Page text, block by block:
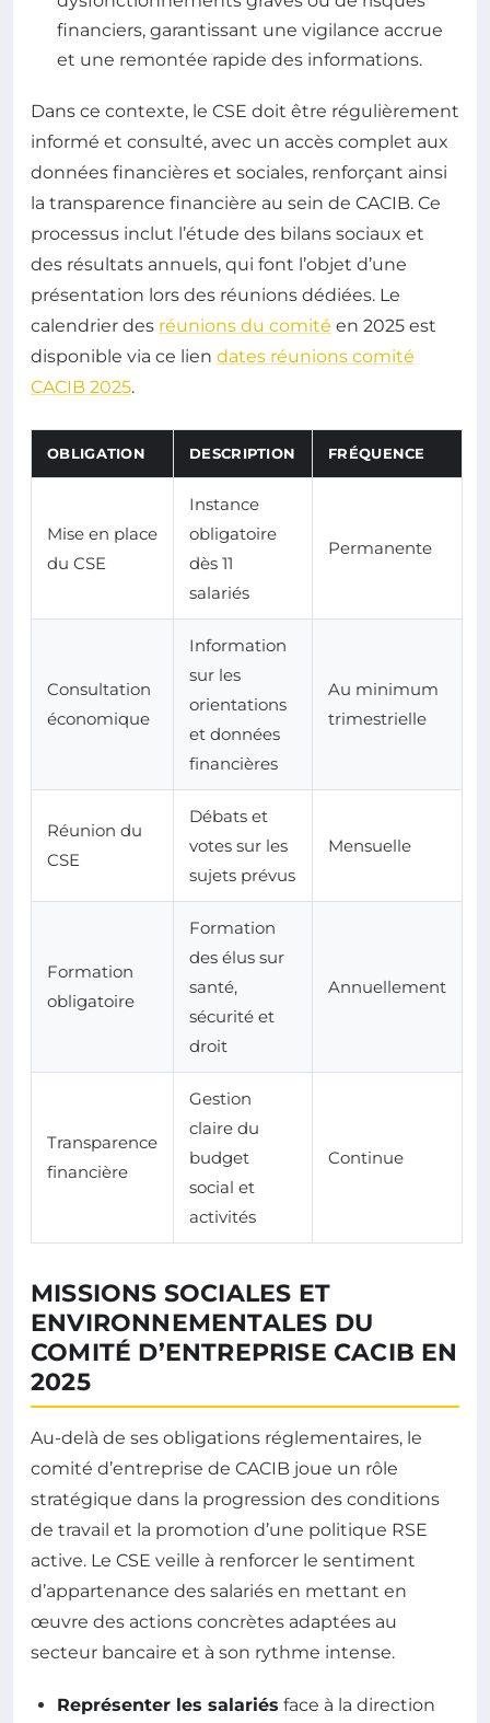
financiers, garantissant une vigilance accrue
et une remontée rapide des informations.
Dans ce contexte, le CSE doit être régulièrement
informé et consulté, avec un accès complet aux
données financières et sociales, renforçant ainsi
la transparence financière au sein de CACIB. Ce
processus inclut l’étude des bilans sociaux et
des résultats annuels, qui font l’objet d’une
présentation lors des réunions dédiées. Le
calendrier des réunions du comité en 2025 est
disponible via ce lien dates réunions comité
CACIB 2025.
OBLIGATION DESCRIPTION FRÉQUENCE
Mise en place
du CSE
Instance
obligatoire
dès 11
salariés
Permanente
Consultation
économique
Information
sur les
orientations
et données
financières
Au minimum
trimestrielle
Réunion du
CSE
Débats et
votes sur les
sujets prévus
Mensuelle
Formation
obligatoire
Formation
des élus sur
santé,
sécurité et
droit
Annuellement
Transparence
financière
Gestion
claire du
budget
social et
activités
Continue
MISSIONS SOCIALES ET
ENVIRONNEMENTALES DU
COMITÉ D’ENTREPRISE CACIB EN
2025
Au-delà de ses obligations réglementaires, le
comité d’entreprise de CACIB joue un rôle
stratégique dans la progression des conditions
de travail et la promotion d’une politique RSE
active. Le CSE veille à renforcer le sentiment
d’appartenance des salariés en mettant en
œuvre des actions concrètes adaptées au
secteur bancaire et à son rythme intense.
Représenter les salariés face à la direction